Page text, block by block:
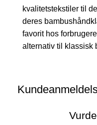
kvalitetstekstiler til
deres
favorit hos
alternativ til klassisk